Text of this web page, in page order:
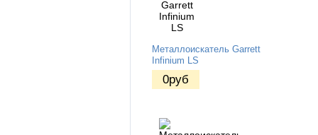
Металлоискатель Garrett
Infinium LS
0руб